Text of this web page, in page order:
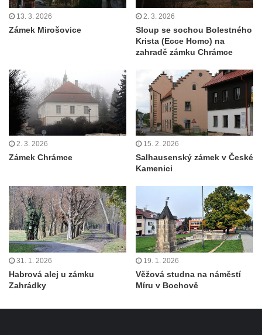
13. 3. 2026
Zámek Mirošovice
2. 3. 2026
Sloup se sochou Bolestného
Krista (Ecce Homo) na
zahradě zámku Chrámce
2. 3. 2026
Zámek Chrámce
15. 2. 2026
Salhausenský zámek v České
Kamenici
31. 1. 2026
Habrová alej u zámku
Zahrádky
19. 1. 2026
Věžová studna na náměstí
Míru v Bochově